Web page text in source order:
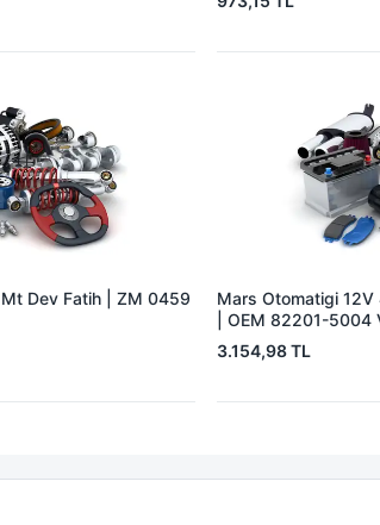
Dev Fatih | ZM 0459
Mars Otomatigi
| OEM 82201-
3.154,98 TL